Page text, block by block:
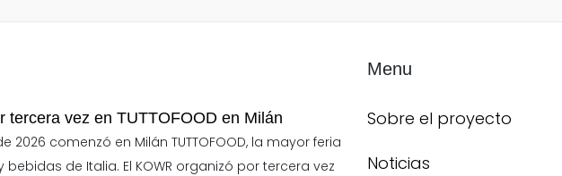
tercera vez en TUTTOFOOD en Milán
2026 comenzó en Milán TUTTOFOOD, la mayor feria
de Italia. El KOWR organizó por tercera vez
Menu
Sobre el proyecto
Noticias